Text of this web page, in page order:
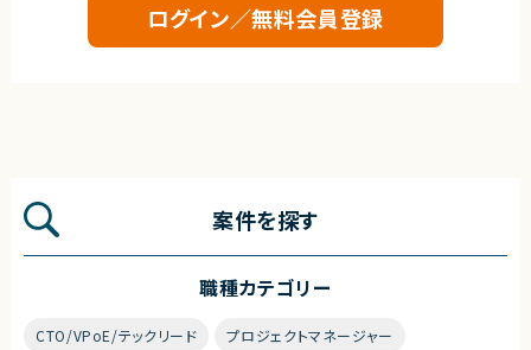
ログイン／無料会員登録
案件を探す
職種カテゴリー
CTO/VPoE/テックリード プロジェクトマネージャー